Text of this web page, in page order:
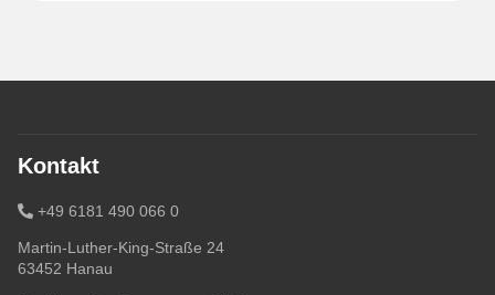
Kontakt
+49 6181 490 066 0
Martin-Luther-King-Straße 24
63452 Hanau